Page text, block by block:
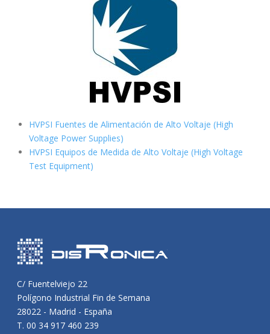
HVPSI Fuentes de Alimentación de Alto Voltaje (High
Voltage Power Supplies)
HVPSI Equipos de Medida de Alto Voltaje (High Voltage
Test Equipment)
C/ Fuentelviejo 22
Polígono Industrial Fin de Semana
28022 - Madrid - España
T. 00 34 917 460 239